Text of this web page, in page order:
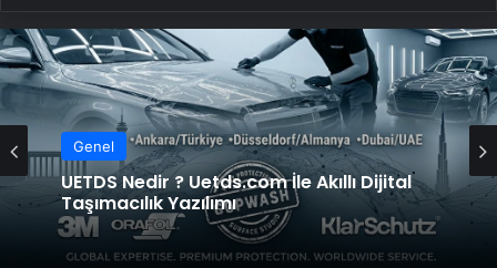
Genel
UETDS Nedir ? Uetds.com İle Akıllı Dijital
Taşımacılık Yazılımı